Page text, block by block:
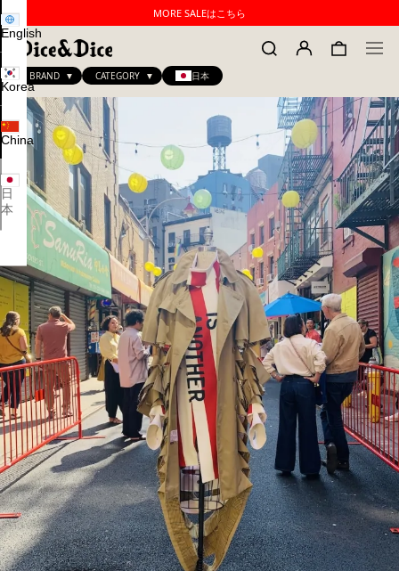
MORE SALEはこちら
BRAND CATEGORY 日本
English
Korea
China
日
本